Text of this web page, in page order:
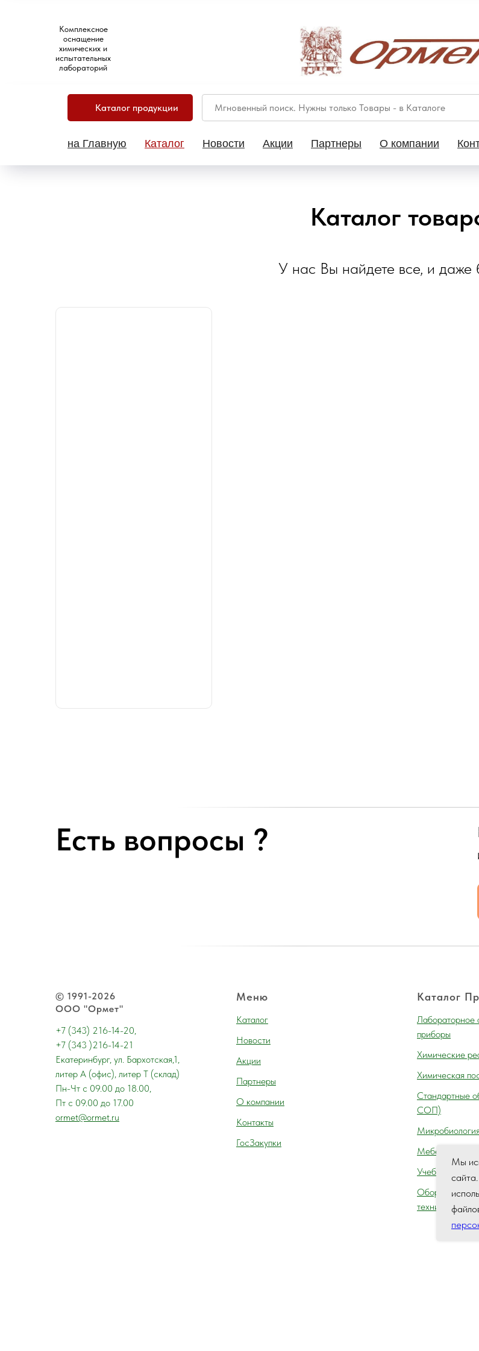
Комплексное
оснащение
химических и
испытательных
лабораторий
Каталог продукции
на Главную Каталог Новости Акции Партнеры О компании
Каталог
У нас Вы найдете все, и даже
Есть вопросы ?
Мы
© 1991-2026
ООО "Ормет"
+7 (343) 216-14-20,
+7 (343 )216-14-21
Екатеринбург, ул. Бархотская,1,
литер А (офис), литер Т (склад)
Пн-Чт с 09.00 до 18.00,
Пт с 09.00 до 17.00
ormet@ormet.ru
Меню
Каталог
Новости
Акции
Партнеры
О компании
Контакты
ГосЗакупки
Каталог
Лабораторное
приборы
Химические
Химическая
Cтандартные
СОП)
Мебель
Учебное
Оборудование
технического